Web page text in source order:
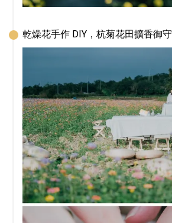
乾燥花手作 DIY，杭菊花田擴香御守